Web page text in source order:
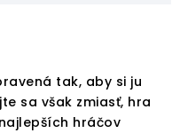
tak, aby si ju
sa však zmiasť, hra
hráčov